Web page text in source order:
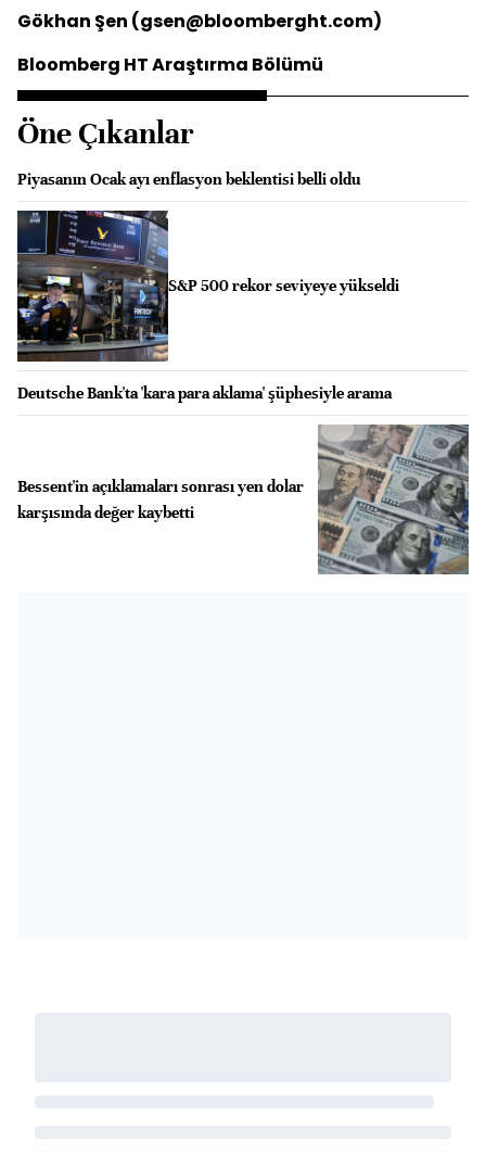
Gökhan Şen (gsen@bloomberght.com)
Bloomberg HT Araştırma Bölümü
Öne Çıkanlar
Piyasanın Ocak ayı enflasyon beklentisi belli oldu
S&P 500 rekor seviyeye yükseldi
Deutsche Bank'ta 'kara para aklama' şüphesiyle arama
Bessent'in açıklamaları sonrası yen dolar
karşısında değer kaybetti